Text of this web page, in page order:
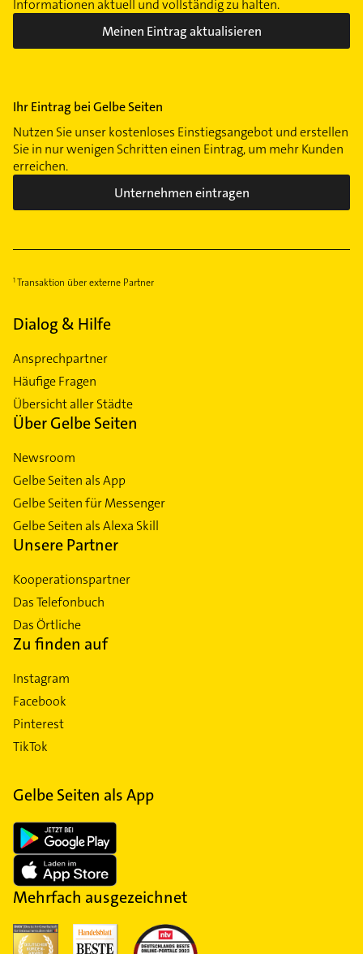
Informationen aktuell und vollständig zu halten.
Meinen Eintrag aktualisieren
Ihr Eintrag bei Gelbe Seiten
Nutzen Sie unser kostenloses Einstiegsangebot und erstellen
Sie in nur wenigen Schritten einen Eintrag, um mehr Kunden
erreichen.
Unternehmen eintragen
Transaktion über externe Partner
Dialog & Hilfe
Ansprechpartner
Häufige Fragen
Übersicht aller Städte
Über Gelbe Seiten
Newsroom
Gelbe Seiten als App
Gelbe Seiten für Messenger
Gelbe Seiten als Alexa Skill
Unsere Partner
Kooperationspartner
Das Telefonbuch
Das Örtliche
Zu finden auf
Instagram
Facebook
Pinterest
TikTok
Gelbe Seiten als App
Mehrfach ausgezeichnet